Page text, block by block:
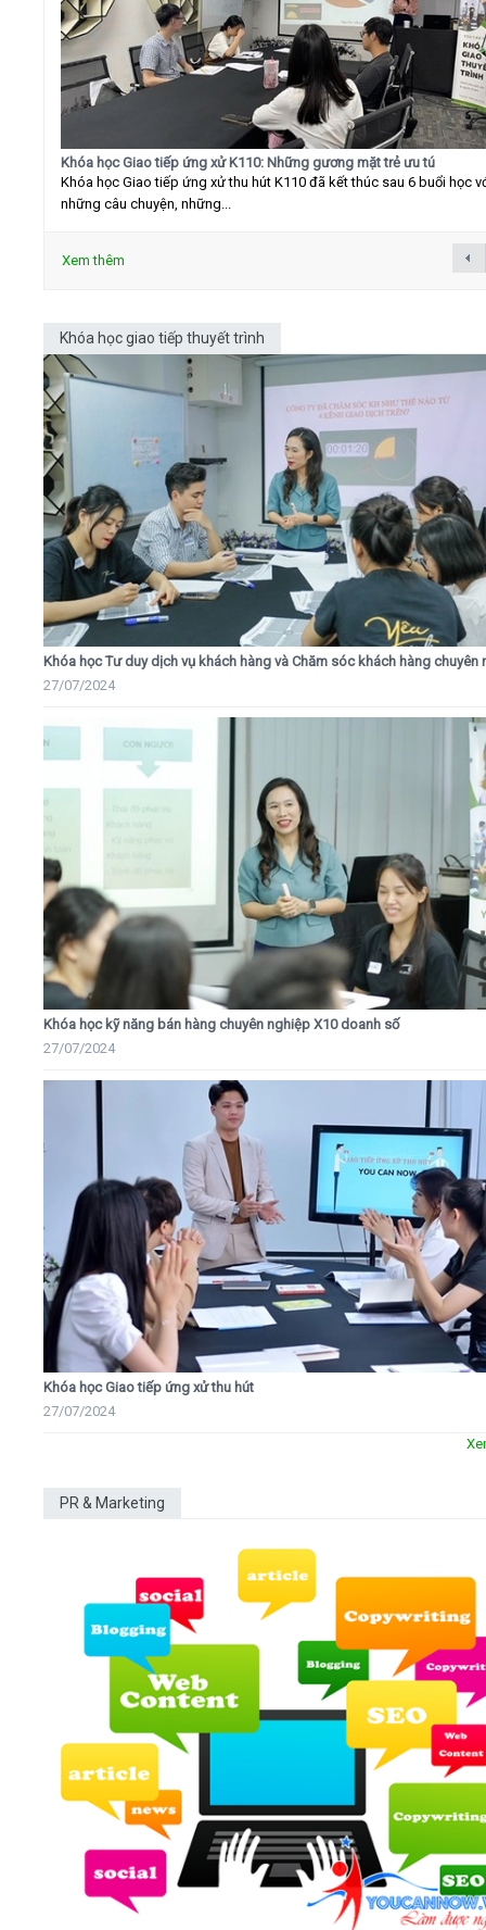
Khóa học Giao tiếp ứng xử K110: Những gương mặt trẻ ưu tú
Khóa học Giao tiếp ứng xử thu hút K110 đã kết thúc sau 6 buổi học
những câu chuyện, những...
Xem thêm
Khóa học giao tiếp thuyết trình
Khóa học Tư duy dịch vụ khách hàng và Chăm sóc khách hàng chuyên
27/07/2024
Khóa học kỹ năng bán hàng chuyên nghiệp X10 doanh số
27/07/2024
Khóa học Giao tiếp ứng xử thu hút
27/07/2024
PR & Marketing